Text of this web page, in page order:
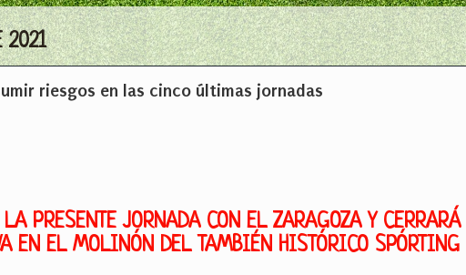
2021
riesgos en las cinco últimas jornadas
PRESENTE JORNADA CON EL ZARAGOZA Y
EN EL MOLINÓN DEL TAMBIÉN HISTÓRICO SPÓRTING